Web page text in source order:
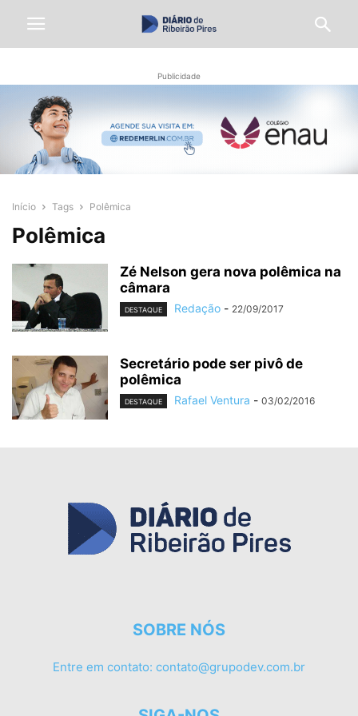
Publicidade
Início Tags Polêmica
Polêmica
Zé Nelson gera nova polêmica na
câmara
DESTAQUE Redação - 22/09/2017
Secretário pode ser pivô de
polêmica
DESTAQUE Rafael Ventura - 03/02/2016
SOBRE NÓS
Entre em contato: contato@grupodev.com.br